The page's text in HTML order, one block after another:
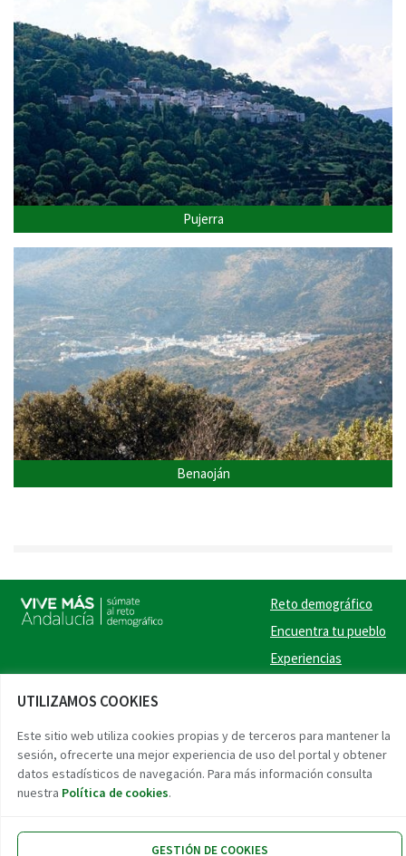
UTILIZAMOS COOKIES
Este sitio web utiliza cookies propias y de terceros para mantener la
sesión, ofrecerte una mejor experiencia de uso del portal y obtener
datos estadísticos de navegación. Para más información consulta
nuestra Política de cookies.
GESTIÓN DE COOKIES
Pujerra
Benaoján
Reto demográfico
Encuentra tu pueblo
Experiencias
Accesibilidad Aviso legal Protección de datos